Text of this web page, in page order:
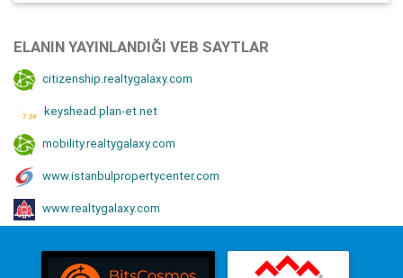
ELANIN YAYINLANDIĞI VEB SAYTLAR
citizenship.realtygalaxy.com
keyshead.plan-et.net
mobility.realtygalaxy.com
www.istanbulpropertycenter.com
www.realtygalaxy.com